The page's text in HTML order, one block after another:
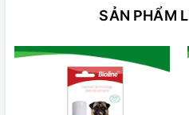
SẢN PHẨM